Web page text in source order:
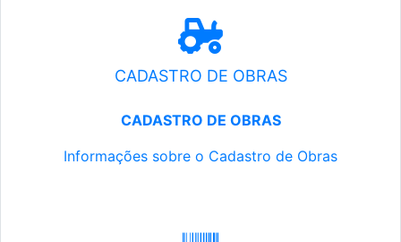
CADASTRO DE OBRAS
CADASTRO DE OBRAS
Informações sobre o Cadastro de Obras